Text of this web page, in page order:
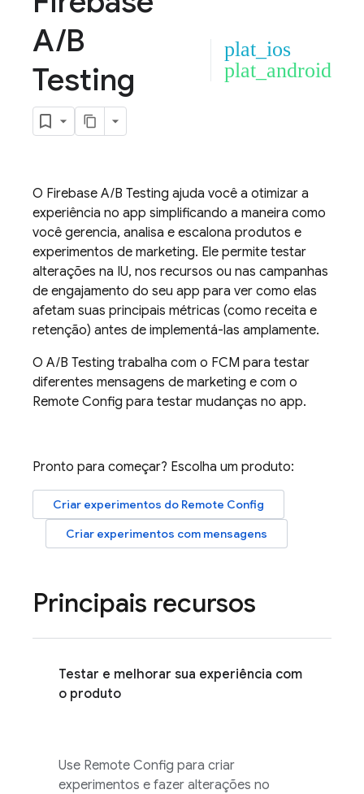
A/B
Testing
plat_ios
plat_android
O Firebase A/B Testing ajuda você a otimizar a
experiência no app simplificando a maneira como
você gerencia, analisa e escalona produtos e
experimentos de marketing. Ele permite testar
alterações na IU, nos recursos ou nas campanhas
de engajamento do seu app para ver como elas
afetam suas principais métricas (como receita e
retenção) antes de implementá-las amplamente.
O A/B Testing trabalha com o FCM para testar
diferentes mensagens de marketing e com o
Remote Config para testar mudanças no app.
Pronto para começar? Escolha um produto:
Criar experimentos do Remote Config
Criar experimentos com mensagens
Principais recursos
Testar e melhorar sua experiência com
o produto
Use Remote Config para criar
experimentos e fazer alterações no